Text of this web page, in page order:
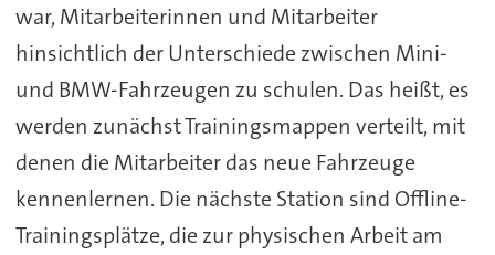
war, Mitarbeiterinnen und Mitarbeiter
hinsichtlich der Unterschiede zwischen Mini-
und BMW-Fahrzeugen zu schulen. Das heißt, es
werden zunächst Trainingsmappen verteilt, mit
denen die Mitarbeiter das neue Fahrzeuge
kennenlernen. Die nächste Station sind Offline-
Trainingsplätze, die zur physischen Arbeit am